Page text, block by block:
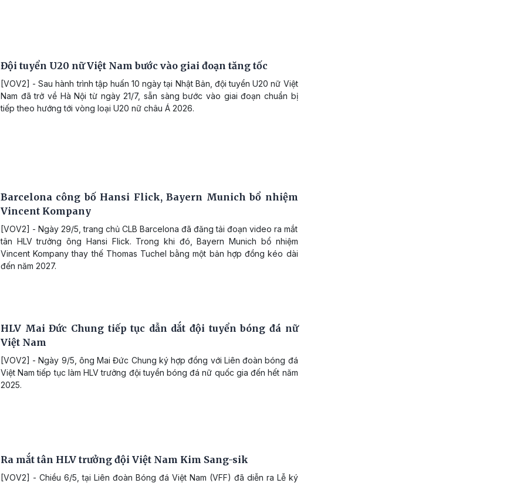
Đội tuyển U20 nữ Việt Nam bước vào giai đoạn tăng tốc
[VOV2] - Sau hành trình tập huấn 10 ngày tại Nhật Bản, đội tuyển U20 nữ Việt
Nam đã trở về Hà Nội từ ngày 21/7, sẵn sàng bước vào giai đoạn chuẩn bị
tiếp theo hướng tới vòng loại U20 nữ châu Á 2026.
Barcelona công bố Hansi Flick, Bayern Munich bổ nhiệm
Vincent Kompany
[VOV2] - Ngày 29/5, trang chủ CLB Barcelona đã đăng tải đoạn video ra mắt
tân HLV trưởng ông Hansi Flick. Trong khi đó, Bayern Munich bổ nhiệm
Vincent Kompany thay thế Thomas Tuchel bằng một bản hợp đồng kéo dài
đến năm 2027.
HLV Mai Đức Chung tiếp tục dẫn dắt đội tuyển bóng đá nữ
Việt Nam
[VOV2] - Ngày 9/5, ông Mai Đức Chung ký hợp đồng với Liên đoàn bóng đá
Việt Nam tiếp tục làm HLV trưởng đội tuyển bóng đá nữ quốc gia đến hết năm
2025.
Ra mắt tân HLV trưởng đội Việt Nam Kim Sang-sik
[VOV2] - Chiều 6/5, tại Liên đoàn Bóng đá Việt Nam (VFF) đã diễn ra Lễ ký